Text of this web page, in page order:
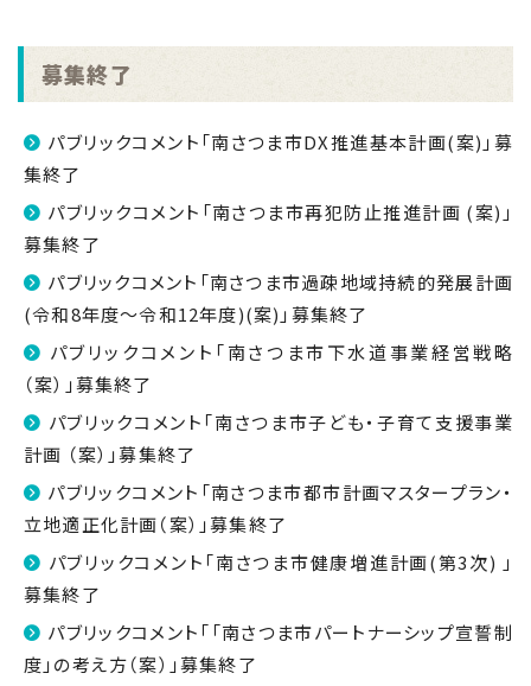
募集終了
パブリックコメント「南さつま市DX推進基本計画(案)」募
集終了
パブリックコメント「南さつま市再犯防止推進計画 (案)」
募集終了
パブリックコメント「南さつま市過疎地域持続的発展計画
(令和8年度～令和12年度)(案)」募集終了
パブリックコメント「南さつま市下水道事業経営戦略
（案）」募集終了
パブリックコメント「南さつま市子ども・子育て支援事業
計画 （案）」募集終了
パブリックコメント「南さつま市都市計画マスタープラン・
立地適正化計画（案）」募集終了
パブリックコメント「南さつま市健康増進計画(第3次) 」
募集終了
パブリックコメント「「南さつま市パートナーシップ宣誓制
度」の考え方（案）」募集終了